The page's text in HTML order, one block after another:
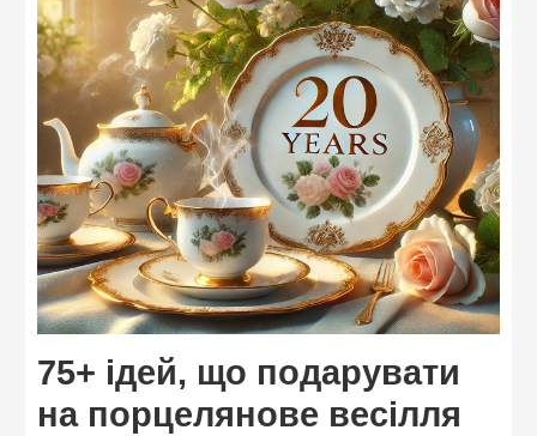
75+ ідей, що подарувати
на порцелянове весілля